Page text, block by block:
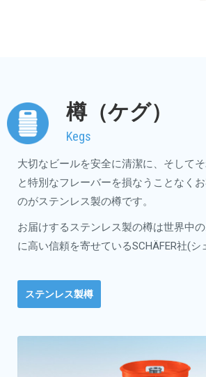
樽（ケグ）
Kegs
大切なビールを安全に清潔に、そして
と特別なフレーバーを損なうことなく
のがステンレス製の樽です。
お届けするステンレス製の樽は世界中
に高い信頼を寄せているSCHÄFER社(シ
ステンレス製樽